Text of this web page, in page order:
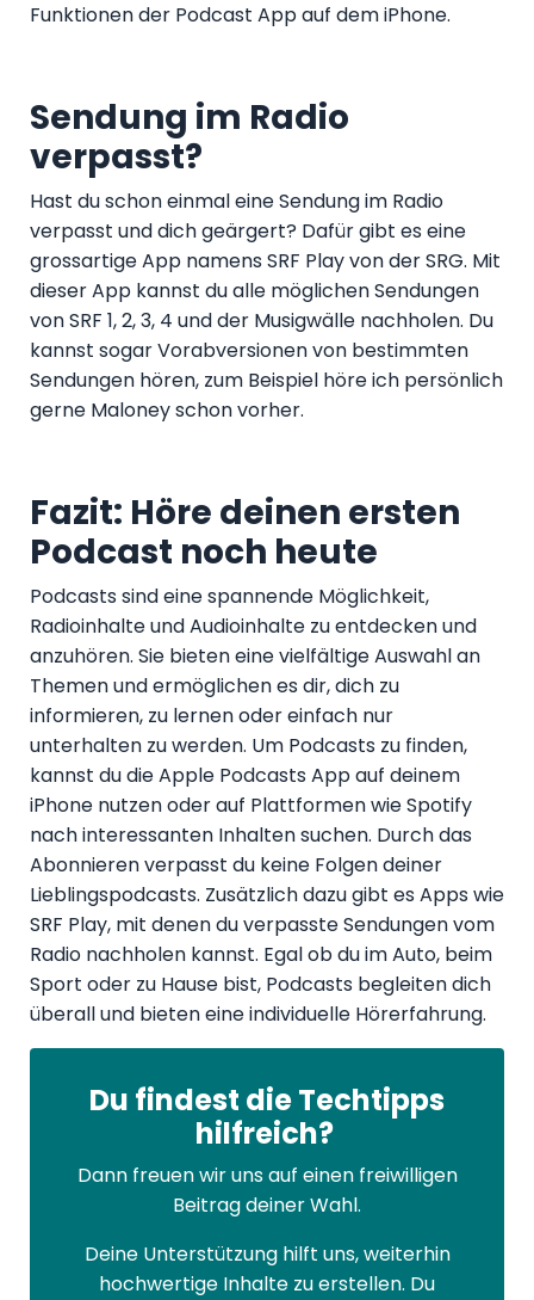
Funktionen der Podcast App auf dem iPhone.
Sendung im Radio
verpasst?
Hast du schon einmal eine Sendung im Radio
verpasst und dich geärgert? Dafür gibt es eine
grossartige App namens SRF Play von der SRG. Mit
dieser App kannst du alle möglichen Sendungen
von SRF 1, 2, 3, 4 und der Musigwälle nachholen. Du
kannst sogar Vorabversionen von bestimmten
Sendungen hören, zum Beispiel höre ich persönlich
gerne Maloney schon vorher.
Fazit: Höre deinen ersten
Podcast noch heute
Podcasts sind eine spannende Möglichkeit,
Radioinhalte und Audioinhalte zu entdecken und
anzuhören. Sie bieten eine vielfältige Auswahl an
Themen und ermöglichen es dir, dich zu
informieren, zu lernen oder einfach nur
unterhalten zu werden. Um Podcasts zu finden,
kannst du die Apple Podcasts App auf deinem
iPhone nutzen oder auf Plattformen wie Spotify
nach interessanten Inhalten suchen. Durch das
Abonnieren verpasst du keine Folgen deiner
Lieblingspodcasts. Zusätzlich dazu gibt es Apps wie
SRF Play, mit denen du verpasste Sendungen vom
Radio nachholen kannst. Egal ob du im Auto, beim
Sport oder zu Hause bist, Podcasts begleiten dich
überall und bieten eine individuelle Hörerfahrung.
Du findest die Techtipps
hilfreich?
Dann freuen wir uns auf einen freiwilligen
Beitrag deiner Wahl.
Deine Unterstützung hilft uns, weiterhin
hochwertige Inhalte zu erstellen. Du